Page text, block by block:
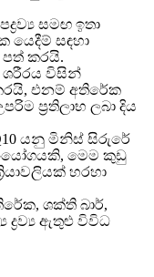
සමඟ ඉතා
යෙදීම් සඳහා
පත් කරයි.
විසින්
එනම් අතිරේක
ප්‍රතිලාභ ලබා දිය
යනු මිනිස් සිරුරේ
මෙම කුඩු
හරහා
ශක්ති බාර්,
ද්‍රව්‍ය ඇතුළු විවිධ